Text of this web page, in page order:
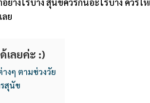
ย
เลยค่ะ :)
งๆ ตามช่วงวัย
สุนัข